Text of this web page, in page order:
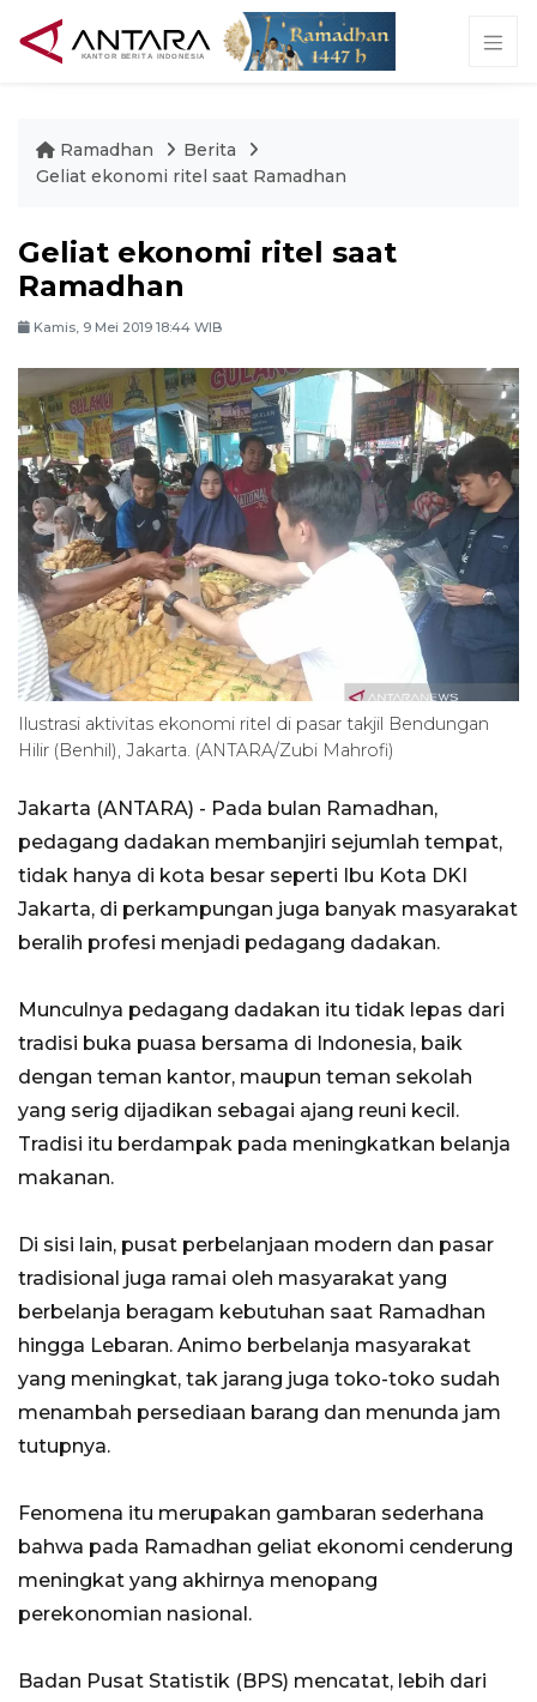
Ramadhan
Berita
Geliat ekonomi ritel saat Ramadhan
Geliat ekonomi ritel saat
Ramadhan
Kamis, 9 Mei 2019 18:44 WIB
Ilustrasi aktivitas ekonomi ritel di pasar takjil Bendungan
Hilir (Benhil), Jakarta. (ANTARA/Zubi Mahrofi)
Jakarta (ANTARA) - Pada bulan Ramadhan,
pedagang dadakan membanjiri sejumlah tempat,
tidak hanya di kota besar seperti Ibu Kota DKI
Jakarta, di perkampungan juga banyak masyarakat
beralih profesi menjadi pedagang dadakan.
Munculnya pedagang dadakan itu tidak lepas dari
tradisi buka puasa bersama di Indonesia, baik
dengan teman kantor, maupun teman sekolah
yang serig dijadikan sebagai ajang reuni kecil.
Tradisi itu berdampak pada meningkatkan belanja
makanan.
Di sisi lain, pusat perbelanjaan modern dan pasar
tradisional juga ramai oleh masyarakat yang
berbelanja beragam kebutuhan saat Ramadhan
hingga Lebaran. Animo berbelanja masyarakat
yang meningkat, tak jarang juga toko-toko sudah
menambah persediaan barang dan menunda jam
tutupnya.
Fenomena itu merupakan gambaran sederhana
bahwa pada Ramadhan geliat ekonomi cenderung
meningkat yang akhirnya menopang
perekonomian nasional.
Badan Pusat Statistik (BPS) mencatat, lebih dari